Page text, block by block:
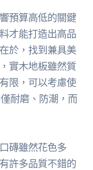
預算高低的關鍵
才能打造出高品
於，找到兼具美
實木地板雖然質
限，可以考慮使
僅耐磨、防潮，而
磚雖然花色多
許多品質不錯的